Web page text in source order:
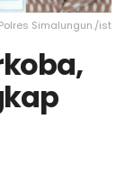
Simalungun./ist